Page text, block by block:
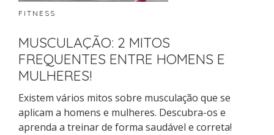
FITNESS
MUSCULAÇÃO: 2 MITOS
FREQUENTES ENTRE HOMENS E
MULHERES!
Existem vários mitos sobre musculação que se
aplicam a homens e mulheres. Descubra-os e
aprenda a treinar de forma saudável e correta!